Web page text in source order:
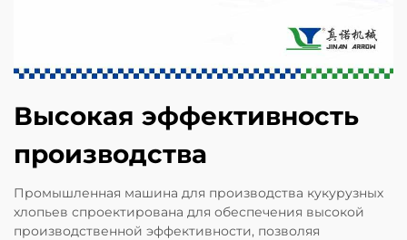
Высокая эффективность
производства
Промышленная машина для производства кукурузных
хлопьев спроектирована для обеспечения высокой
производственной эффективности, позволяя